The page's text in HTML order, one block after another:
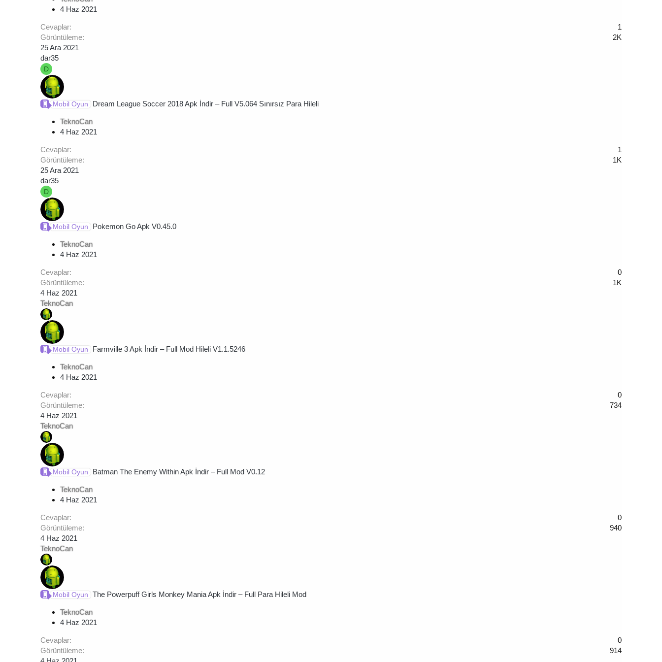
4 Haz 2021
Cevaplar
1
Görüntüleme
2K
25 Ara 2021
dar35
D
Mobil Oyun Dream League Soccer 2018 Apk İndir – Full V5.064 Sınırsız Para Hileli
TeknoCan
4 Haz 2021
Cevaplar
1
Görüntüleme
1K
25 Ara 2021
dar35
D
Mobil Oyun Pokemon Go Apk V0.45.0
TeknoCan
4 Haz 2021
Cevaplar
0
Görüntüleme
1K
4 Haz 2021
TeknoCan
Mobil Oyun Farmville 3 Apk İndir – Full Mod Hileli V1.1.5246
TeknoCan
4 Haz 2021
Cevaplar
0
Görüntüleme
734
4 Haz 2021
TeknoCan
Mobil Oyun Batman The Enemy Within Apk İndir – Full Mod V0.12
TeknoCan
4 Haz 2021
Cevaplar
0
Görüntüleme
940
4 Haz 2021
TeknoCan
Mobil Oyun The Powerpuff Girls Monkey Mania Apk İndir – Full Para Hileli Mod
TeknoCan
4 Haz 2021
Cevaplar
0
Görüntüleme
914